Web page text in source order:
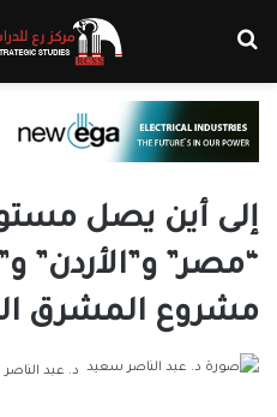
إلى أين يصل
“مصر” و”الأردن”
مشروع المشرق
د. عبد